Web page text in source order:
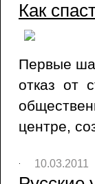
Как
Первые
отказ от
центре,
10.03.2011